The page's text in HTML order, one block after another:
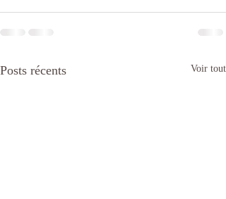
Posts récents Voir tout